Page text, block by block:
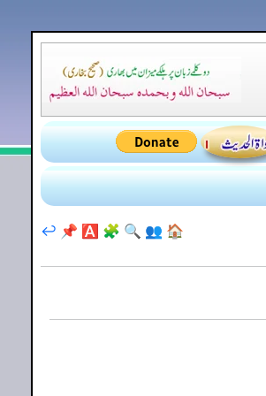
🏠
👥
🔍
🧩
🅰️
📌
↩️